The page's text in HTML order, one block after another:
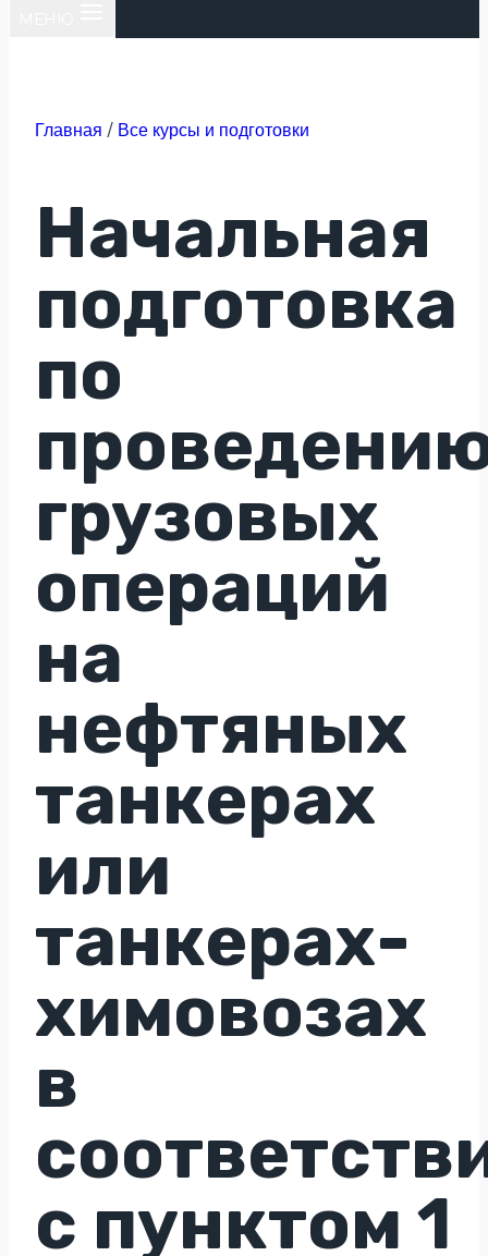
Главная / Все курсы и подготовки
Начальная
подготовка
по
грузовых
операций
на
нефтяных
танкерах
или
танкерах-
химовозах
в
с пунктом 1